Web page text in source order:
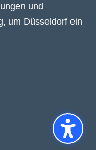
und
um Düsseldorf ein